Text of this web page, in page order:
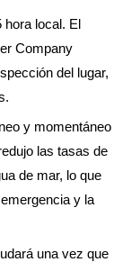
hora local. El
Company
del lugar,
y momentáneo
las tasas de
de mar, lo que
y la
una vez que